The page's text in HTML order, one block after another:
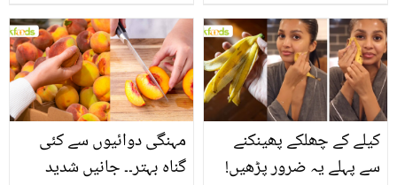
سے متعلق غلط فہمیوں کی
حقیقت کیا ہے اور افواہ
کیا؟
بتائے راز
مہنگی دوائیوں سے کئی
گناہ بہتر۔۔ جانیں شدید
کیلے کے چھلکے پھینکنے
سے پہلے یہ ضرور پڑھیں!